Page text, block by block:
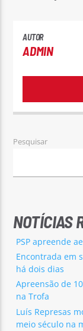
AUTOR
ADMIN
Pesquisar
NOTÍCIAS
PSP apreende
Encontrada em
há dois dias
Apreensão de
na Trofa
Luís Represas
meio século na